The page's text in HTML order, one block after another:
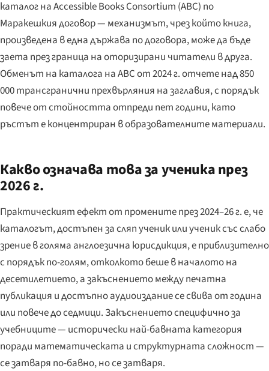
каталог на Accessible Books Consortium (ABC) по
Маракешкия договор — механизмът, чрез който книга,
произведена в една държава по договора, може да бъде
заета през граница на оторизирани читатели в друга.
Обменът на каталога на ABC от 2024 г. отчете над 850
000 трансгранични прехвърляния на заглавия, с порядък
повече от стойността отпреди пет години, като
ръстът е концентриран в образователните материали.
Какво означава това за ученика през
2026 г.
Практическият ефект от промените през 2024–26 г. е, че
каталогът, достъпен за сляп ученик или ученик със слабо
зрение в голяма англоезична юрисдикция, е приблизително
с порядък по-голям, отколкото беше в началото на
десетилетието, а закъснението между печатна
публикация и достъпно аудиоиздание се свива от година
или повече до седмици. Закъснението специфично за
учебниците — исторически най-бавната категория
поради математическата и структурната сложност —
се затваря по-бавно, но се затваря.